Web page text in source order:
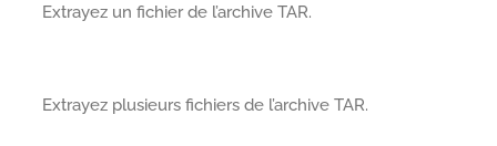
Extrayez un fichier de l’archive TAR.
Extrayez plusieurs fichiers de l’archive TAR.